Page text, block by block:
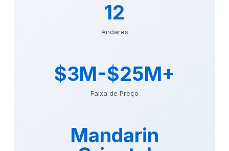
12
Andares
$3M-$25M+
Faixa de Preço
Mandarin